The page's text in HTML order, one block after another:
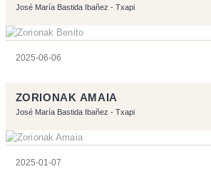
José María Bastida Ibañez - Txapi
2025-06-06
ZORIONAK AMAIA
José María Bastida Ibañez - Txapi
2025-01-07